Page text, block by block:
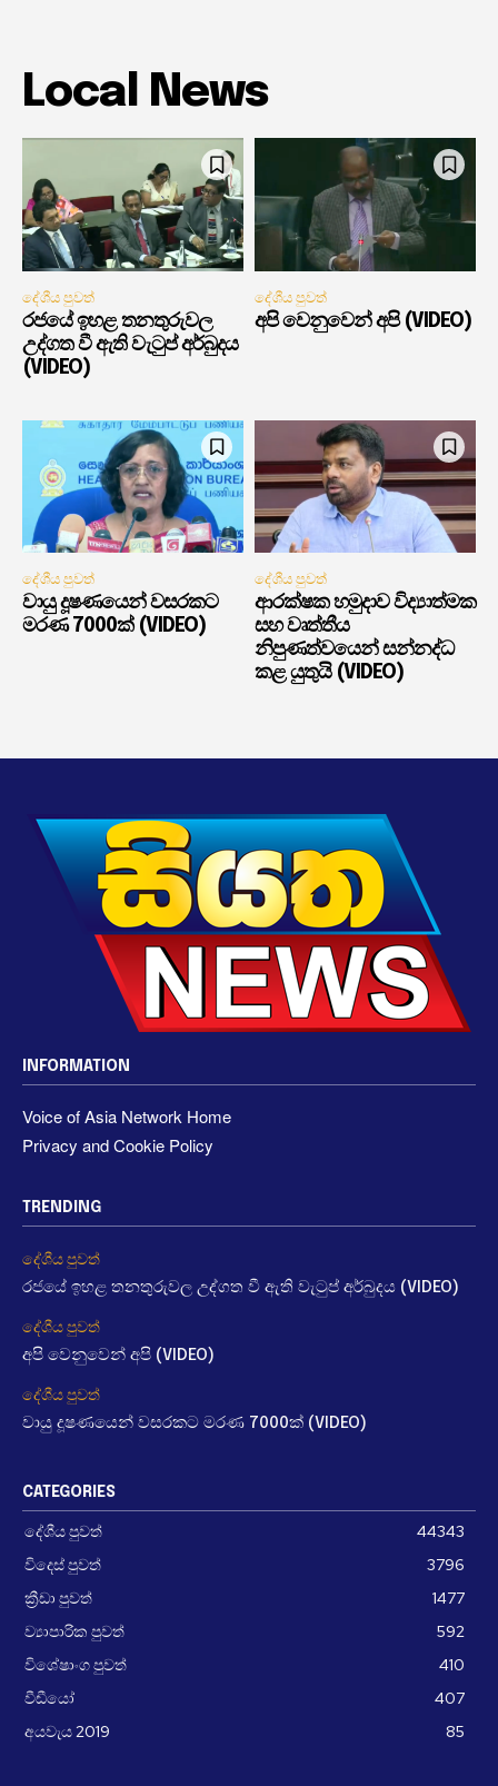
Local News
දේශීය පුවත්
රජයේ ඉහළ තනතුරුවල
උද්ගත වී ඇති වැටුප් අර්බුදය
(VIDEO)
දේශීය පුවත්
අපි වෙනුවෙන් අපි (VIDEO)
දේශීය පුවත්
වායු දූෂණයෙන් වසරකට
මරණ 7000ක් (VIDEO)
දේශීය පුවත්
ආරක්ෂක හමුදාව විද්‍යාත්මක
සහ වෘත්තීය
නිපුණත්වයෙන් සන්නද්ධ
කළ යුතුයි (VIDEO)
INFORMATION
Voice of Asia Network Home
Privacy and Cookie Policy
TRENDING
දේශීය පුවත්
රජයේ ඉහළ තනතුරුවල උද්ගත වී ඇති වැටුප් අර්බුදය (VIDEO)
දේශීය පුවත්
අපි වෙනුවෙන් අපි (VIDEO)
දේශීය පුවත්
වායු දූෂණයෙන් වසරකට මරණ 7000ක් (VIDEO)
CATEGORIES
දේශීය පුවත්
44343
විදෙස් පුවත්
3796
ක්‍රීඩා පුවත්
1477
ව්‍යාපාරික පුවත්
592
විශේෂාංග පුවත්
410
වීඩීයෝ
407
අයවැය 2019
85